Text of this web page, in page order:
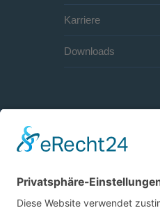
Karriere
Downloads